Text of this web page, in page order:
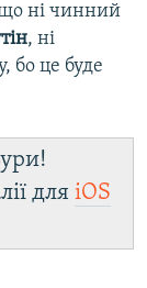
ні чинний
, ні
бо це буде
для iOS